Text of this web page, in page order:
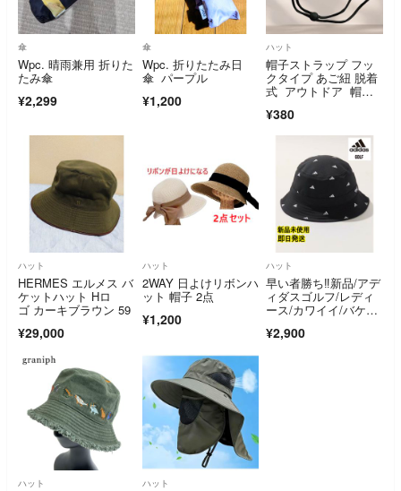
傘
Wpc. 晴雨兼用 折りた
たみ傘
¥2,299
傘
Wpc. 折りたたみ日
傘 パープル
¥1,200
ハット
帽子ストラップ フッ
クタイプ あご紐 脱着
式 アウトドア 帽子
¥380
ハット
HERMES エルメス バ
ケットハット Hロ
ゴ カーキブラウン 59
¥29,000
ハット
2WAY 日よけリボンハ
ット 帽子 2点
¥1,200
ハット
早い者勝ち‼️新品/アデ
ィダスゴルフ/レディ
ース/カワイイ/バケッ
¥2,900
ハット ハット